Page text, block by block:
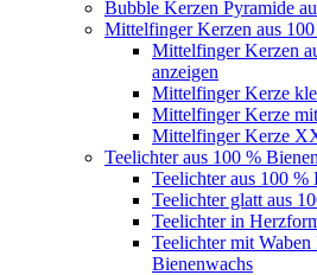
Bubble Kerzen Pyramide
Mittelfinger Kerzen aus
Mittelfinger Kerzen
anzeigen
Mittelfinger Kerze
Mittelfinger Kerze
Mittelfinger Kerze
Teelichter aus 100 %
Teelichter aus 100 %
Teelichter glatt aus
Teelichter in
Teelichter mit
Bienenwachs